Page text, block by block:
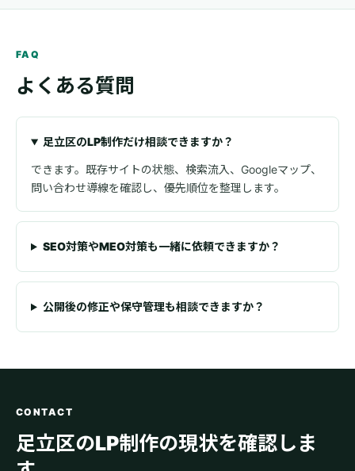
FAQ
よくある質問
足立区のLP制作だけ相談できますか？
できます。既存サイトの状態、検索流入、Googleマップ、
問い合わせ導線を確認し、優先順位を整理します。
SEO対策やMEO対策も一緒に依頼できますか？
公開後の修正や保守管理も相談できますか？
CONTACT
足立区のLP制作の現状を確認しま